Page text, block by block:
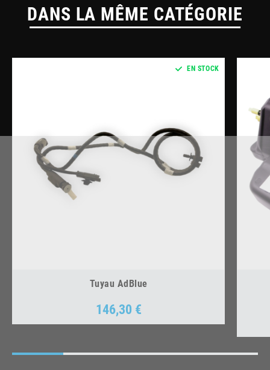
DANS LA MÊME CATÉGORIE
Tuyau AdBlue
Prix
146,30 €
EN STOCK